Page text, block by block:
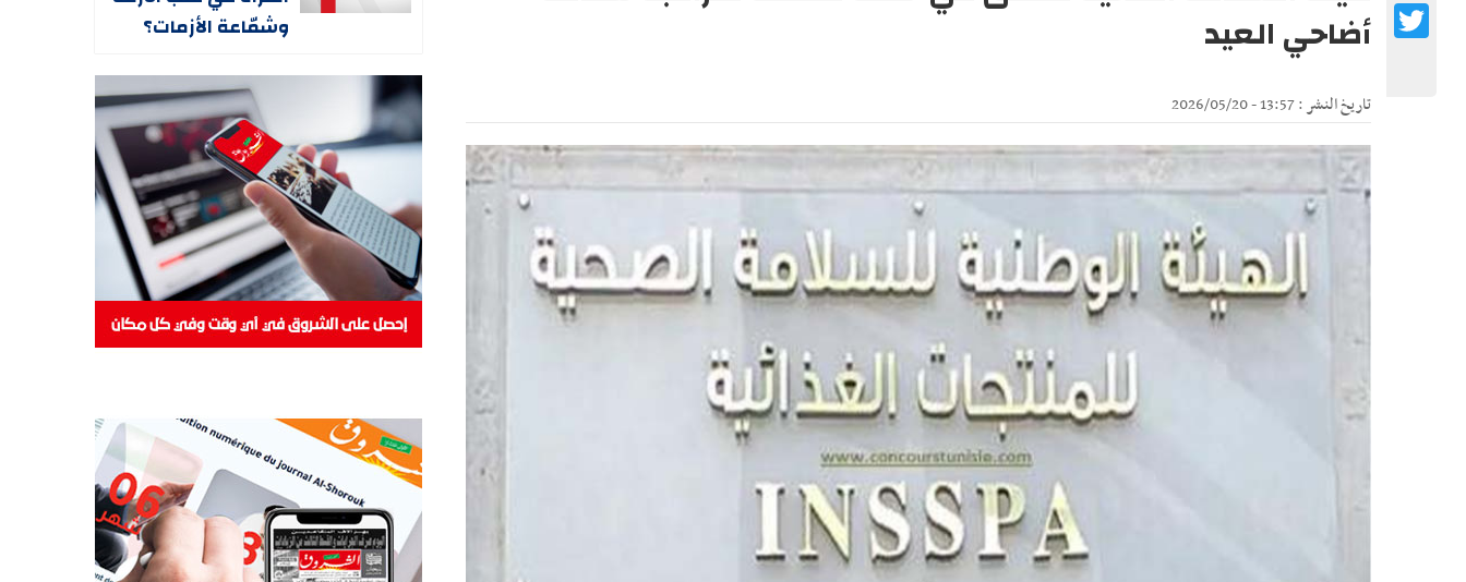
أضاحي العيد
تاريخ النشر : 13:57 - 2026/05/20
Twitter
وشمّاعة الأزمات؟